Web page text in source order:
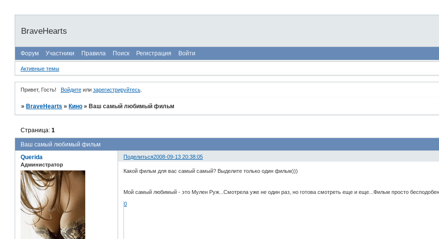
BraveHearts
Форум Участники Правила Поиск Регистрация Войти
Активные темы
Привет, Гость! Войдитеили зарегистрируйтесь.
» BraveHearts » Кино » Ваш самый любимый фильм
Ваш самый любимый фильм
Страница:1
Поделиться2008-09-13 20:38:05
Querida
Администратор
Какой фильм для вас самый самый? Выделите только один фильм)))
Мой самый любимый - это Мулен Руж...Смотрела уже не один раз, но готова смотреть еще и еще...Фильм просто
0